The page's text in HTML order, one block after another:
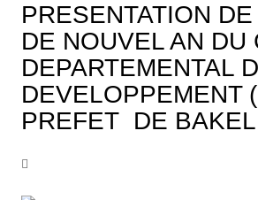
PRESENTATION
DE NOUVEL AN DU
DEPARTEMENTAL
DEVELOPPEMENT
PREFET DE